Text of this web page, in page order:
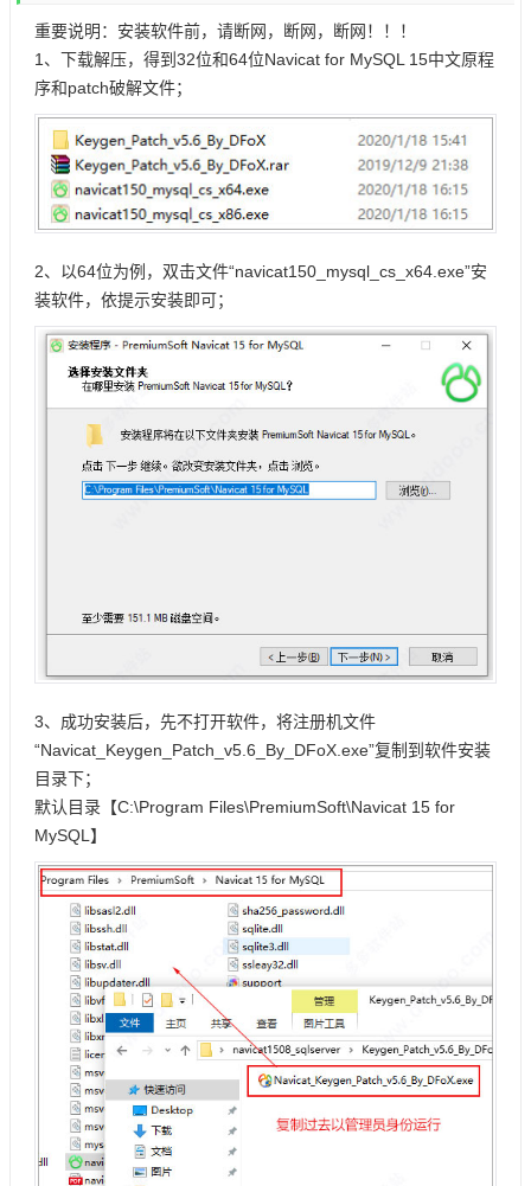
重要说明：安装软件前，请断网，断网，断网！！！
1、下载解压，得到32位和64位Navicat for MySQL 15中文原程
序和patch破解文件；
2、以64位为例，双击文件“navicat150_mysql_cs_x64.exe”安
装软件，依提示安装即可；
3、成功安装后，先不打开软件，将注册机文件
“Navicat_Keygen_Patch_v5.6_By_DFoX.exe”复制到软件安装
目录下；
默认目录【C:\Program Files\PremiumSoft\Navicat 15 for
MySQL】